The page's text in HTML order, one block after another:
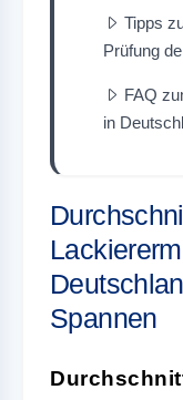
Tipps
Prüfung
FAQ
in
Spannen